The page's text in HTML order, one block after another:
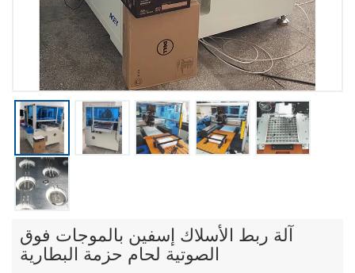
آلة ربط الأسلاك إسفين بالموجات فوق
الصوتية لحام حزمة البطارية